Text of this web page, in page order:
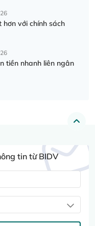
với chính sách
tiền nhanh liên ngân
tin từ BIDV